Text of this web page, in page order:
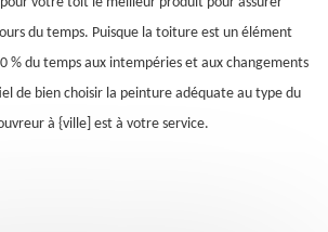
du temps. Puisque la toiture est un élément
% du temps aux intempéries et aux changements
de bien choisir la peinture adéquate au type du
à {ville] est à votre service.